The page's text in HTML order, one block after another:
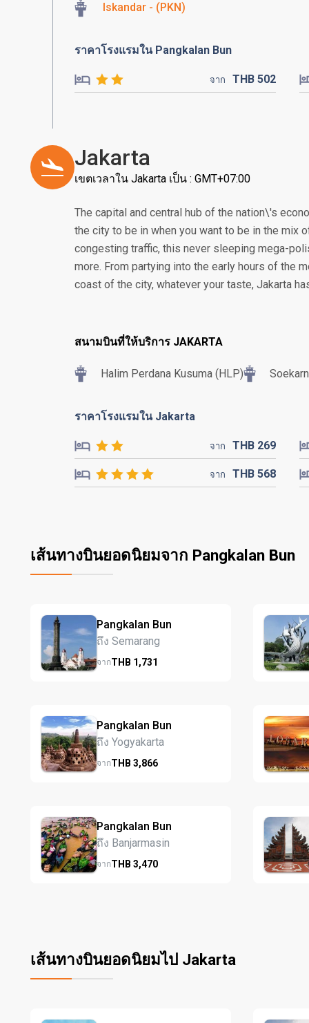
Iskandar - (PKN)
ราคาโรงแรมใน Pangkalan Bun
จาก THB 502
Jakarta
เขตเวลาใน Jakarta เป็น : GMT+07:00
The capital and central hub of the nation\'s
the city to be in when you want to be in the mix
congesting traffic, this never sleeping mega-
more. From partying into the early hours of the
coast of the city, whatever your taste, Jakarta
สนามบินที่ให้บริการ JAKARTA
Halim Perdana Kusuma (HLP)
ราคาโรงแรมใน Jakarta
จาก THB 269
จาก THB 568
เส้นทางบินยอดนิยมจาก Pangkalan Bun
Pangkalan Bun
ถึง Semarang
จากTHB 1,731
Pangkalan Bun
ถึง Yogyakarta
จากTHB 3,866
Pangkalan Bun
ถึง Banjarmasin
จากTHB 3,470
เส้นทางบินยอดนิยมไป Jakarta